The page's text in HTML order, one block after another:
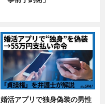
婚活アプリで独身偽装の男性